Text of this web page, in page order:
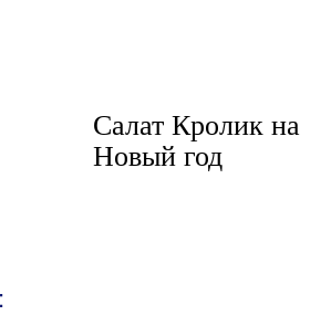
Салат Кролик на
Новый год